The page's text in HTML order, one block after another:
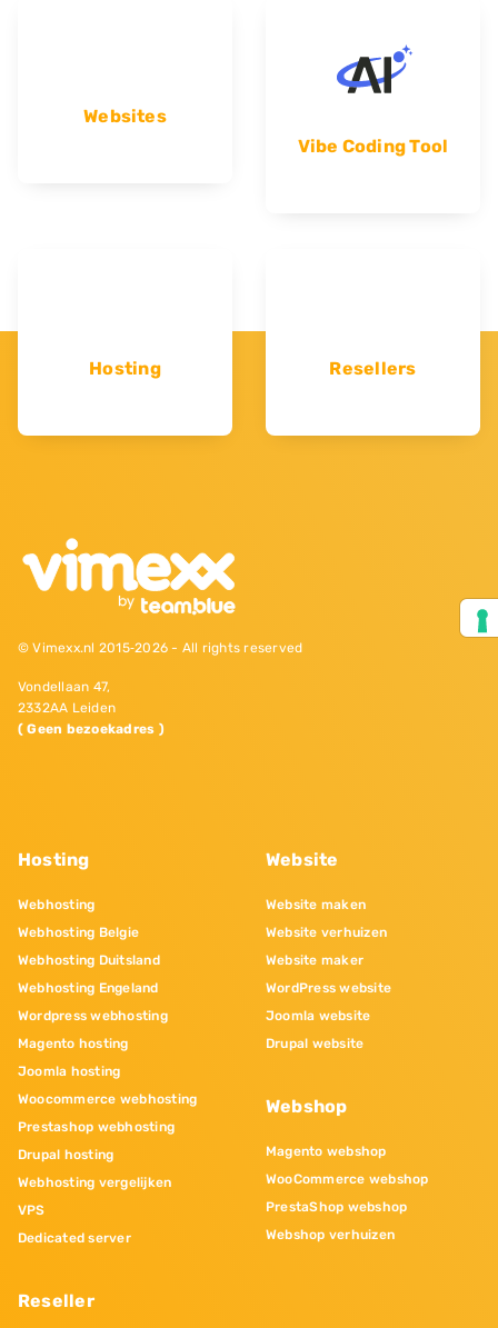
Websites
Vibe Coding Tool
Hosting Resellers
© Vimexx.nl 2015‐2026 - All rights reserved
Vondellaan 47,
2332AA Leiden
( Geen bezoekadres )
Hosting
Webhosting
Webhosting Belgie
Webhosting Duitsland
Webhosting Engeland
Wordpress webhosting
Magento hosting
Joomla hosting
Woocommerce webhosting
Prestashop webhosting
Drupal hosting
Webhosting vergelijken
VPS
Dedicated server
Reseller
Website
Website maken
Website verhuizen
Website maker
WordPress website
Joomla website
Drupal website
Webshop
Magento webshop
WooCommerce webshop
PrestaShop webshop
Webshop verhuizen